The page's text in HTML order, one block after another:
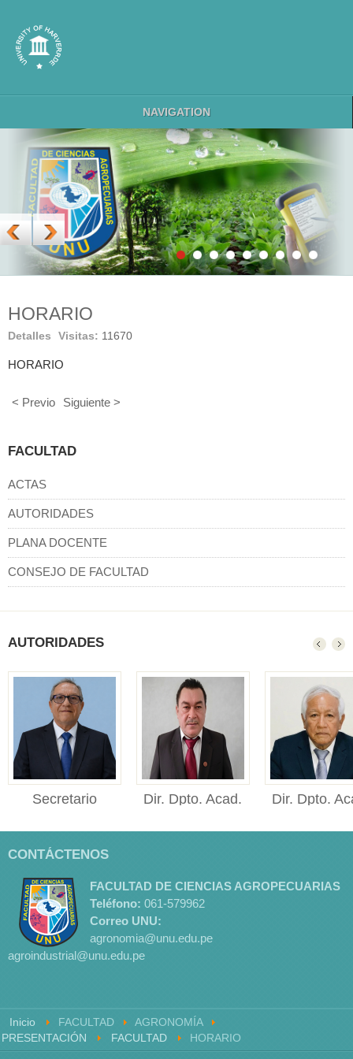
NAVIGATION
HORARIO
Detalles Visitas: 11670
HORARIO
< Previo Siguiente >
FACULTAD
ACTAS
AUTORIDADES
PLANA DOCENTE
CONSEJO DE FACULTAD
AUTORIDADES
Secretario
Facultad de Ciencias
Dir. Dpto. Acad.
Pe...
Dir. Dpto.
Ag...
CONTÁCTENOS
FACULTAD DE CIENCIAS AGROPECUARIAS
Teléfono: 061-579962
Correo UNU:
agronomia@unu.edu.pe
agroindustrial@unu.edu.pe
Inicio FACULTAD
AGRONOMÍA
PRESENTACIÓN
FACULTAD HORARIO